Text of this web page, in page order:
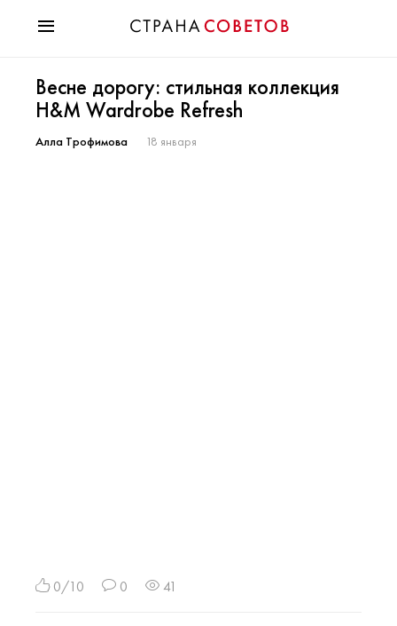
Мода
Звезды
Гороскопы
Весне дорогу: стильная коллекция
H&M Wardrobe Refresh
Алла Трофимова 18 января
0/10 0 41